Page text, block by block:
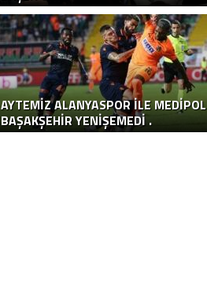
AYTEMIZ ALANYASPOR ILE MEDIPOL
BAŞAKŞEHIR YENIŞEMEDI .